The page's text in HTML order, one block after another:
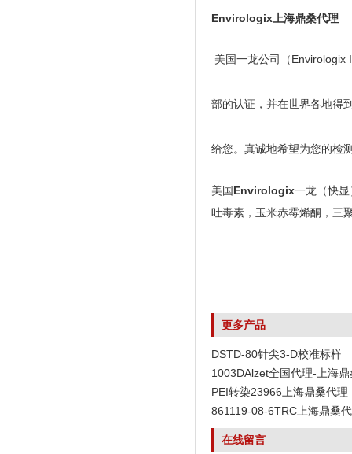
Envirologix上海鼎桑代理
美国一龙公司（Envirologix
部的认证，并在世界各地得
给您。真诚地希望为您的检
美国Envirologix一龙（快
吐毒素，玉米赤霉烯酮，三
更多产品
DSTD-80针尖3-D校准标样
1003DAlzet全国代理-上海鼎
PEI转染23966上海鼎桑代理
861119-08-6TRC上海鼎桑
在线留言